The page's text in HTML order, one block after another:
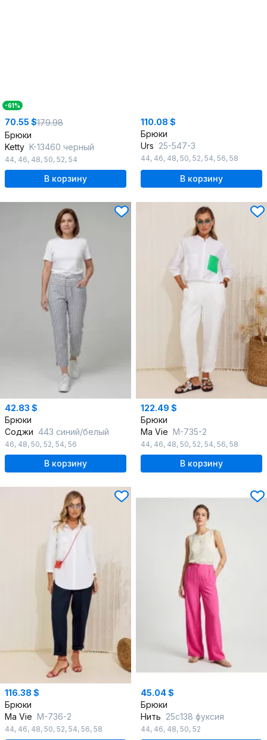
-61%
70.55 $179.98
Брюки
Ketty K-13460 черный
44, 46, 48, 50, 52, 54
В корзину
110.08 $
Брюки
Urs 25-547-3
44, 46, 48, 50, 52, 54, 56, 58
В корзину
42.83 $
Брюки
Соджи 443 синий/белый
46, 48, 50, 52, 54, 56
В корзину
122.49 $
Брюки
Ma Vie М-735-2
44, 46, 48, 50, 52, 54, 56, 58
В корзину
116.38 $
Брюки
Ma Vie М-736-2
44, 46, 48, 50, 52, 54, 56, 58
45.04 $
Брюки
Нить 25с138 фуксия
44, 46, 48, 50, 52